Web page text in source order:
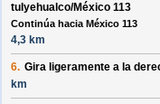
tulyehualco/México 113
Continúa hacia México 113
4,3 km
6. Gira ligeramente a la
km